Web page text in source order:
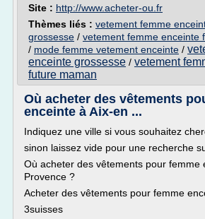
Site : http://www.acheter-ou.fr
Thèmes liés : vetement femme
grossesse / vetement femme enceinte
/ mode femme vetement enceinte /
enceinte grossesse / vetement
future maman
Où acheter des vêtements
enceinte à Aix-en ...
Indiquez une ville si vous souhaitez
sinon laissez vide pour une recherche
Où acheter des vêtements pour femme
Provence ?
Acheter des vêtements pour femme
3suisses